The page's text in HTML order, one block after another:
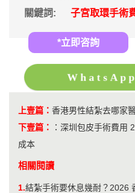
關鍵詞:
子宮取環手術
*立即咨詢
WhatsApp
上壹篇： 香港男性結紮去哪家
下壹篇：
： 深圳包皮手術費用
成本
相關閱讀
1.結紮手術要休息幾耐？2026